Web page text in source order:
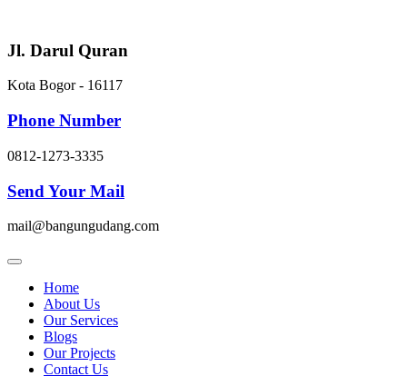
content
Jl. Darul Quran
Kota Bogor - 16117
Phone Number
0812-1273-3335
Send Your Mail
mail@bangungudang.com
Home
About Us
Our Services
Blogs
Our Projects
Contact Us